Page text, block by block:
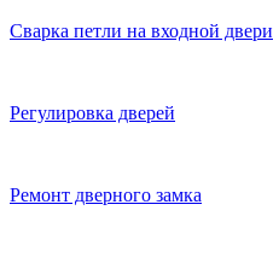
Сварка петли на входной двери
Регулировка дверей
Ремонт дверного замка